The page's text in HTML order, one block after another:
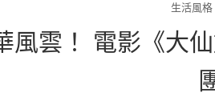
生活風格
風雲！ 電影《大